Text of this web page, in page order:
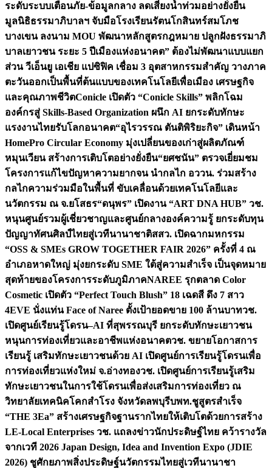
ระดับระบบเตือนภัย-ข้อมูลกลาง ลดเสี่ยงน้ำท่วมอย่างยั่งยืน
มูลนิธิธรรมาภิบาลฯ จับมือโรงเรียนรัตนโกสินทร์สมโภช
บางเขน ลงนาม MOU พัฒนาหลักสูตรกฎหมาย ปลูกฝังธรรมาภิ
บาลเยาวชน ระยะ 5 ปีเมืองแห่งอนาคต” ต้องไม่พัฒนาแบบแยก
ส่วน วีเอ็นยู เอเชีย แปซิฟิค เชื่อม 3 อุตสาหกรรมสำคัญ วางภาค
ตะวันออกเป็นพื้นที่ต้นแบบของเทคโนโลยีเพื่อเมือง เศรษฐกิจ
และคุณภาพชีวิตConicle เปิดตัว “Conicle Skills” พลิกโฉม
องค์กรสู่ Skills-Based Organization ผนึก AI ยกระดับทักษะ
แรงงานไทยรับโลกอนาคต“อุไรวรรณ ตันติพิริยะกิจ” เดินหน้า
HomePro Circular Economy มุ่งเปลี่ยนของเก่าสู่ผลิตภัณฑ์
หมุนเวียน สร้างการเติบโตอย่างยั่งยืน“ยศชนัน” ตรวจเยี่ยมชม
โครงการแก้ไขปัญหาความยากจน นำกลไก อววน. ร่วมสร้าง
กลไกความร่วมมือในพื้นที่ ขับเคลื่อนด้วยเทคโนโลยีและ
นวัตกรรม ณ จ.ยโสธร“ดนุพร” เปิดงาน “ART DNA HUB” วช.
หนุนศูนย์รวมผู้เชี่ยวชาญและศูนย์กลางองค์ความรู้ ยกระดับทุน
ปัญญาทัศนศิลป์ไทยสู่เวทีนานาชาติสสว. เปิดฉากมหกรรม
“OSS & SMEs GROW TOGETHER FAIR 2026” ครั้งที่ 4 ณ
อำเภอหาดใหญ่ มุ่งยกระดับ SME ใต้สู่ความสำเร็จ เป็นจุดหมาย
สุดท้ายของโครงการระดับภูมิภาคNAREE รุกตลาด Color
Cosmetic เปิดตัว “Perfect Touch Blush” 18 เฉดสี ดึง 7 สาว
4EVE นั่งแท่น Face of Naree ตั้งเป้ายอดขาย 100 ล้านบาทวช.
เปิดศูนย์เรียนรู้โดรน–AI ที่สุพรรณบุรี ยกระดับทักษะเยาวชน
หนุนการท่องเที่ยวและอาชีพแห่งอนาคตวช. ขยายโอกาสการ
เรียนรู้ เสริมทักษะเยาวชนด้วย AI เปิดศูนย์การเรียนรู้โดรนเพื่อ
การท่องเที่ยวแห่งใหม่ จ.อ่างทองวช. เปิดศูนย์การเรียนรู้เสริม
ทักษะเยาวชนในการใช้โดรนเพื่อส่งเสริมการท่องเที่ยว ณ
วิทยาลัยเทคนิคโคกสำโรง จังหวัดลพบุรีบพท.ชูสูตรสำเร็จ
“THE 3Ea” สร้างเศรษฐกิจฐานรากไทยให้เติบโตด้วยการสร้าง
LE-Local Enterprises วช. แถลงข่าวนักประดิษฐ์ไทย คว้ารางวัล
จากเวที 2026 Japan Design, Idea and Invention Expo (JDIE
2026) ชูศักยภาพสิ่งประดิษฐ์นวัตกรรมไทยสู่เวทีนานาชา